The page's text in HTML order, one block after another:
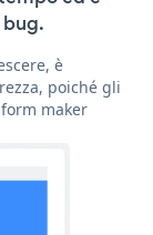
è
poiché gli
maker